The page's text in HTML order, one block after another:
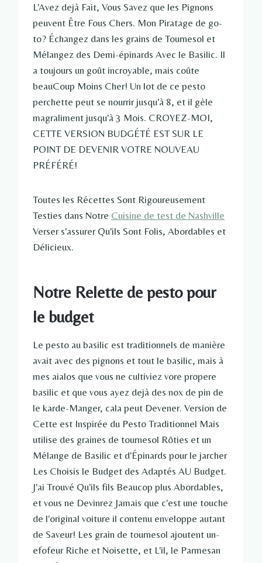
L'Avez dejà Fait, Vous Savez que les Pignons
peuvent Être Fous Chers. Mon Piratage de go-
to? Échangez dans les grains de Tournesol et
Mélangez des Demi-épinards Avec le Basilic. Il
a toujours un goût incroyable, mais coûte
beauCoup Moins Cher! Un lot de ce pesto
perchette peut se nourrir jusqu'à 8, et il gèle
magraliment jusqu'à 3 Mois. CROYEZ-MOI,
CETTE VERSION BUDGÉTÉ EST SUR LE
POINT DE DEVENIR VOTRE NOUVEAU
PRÉFÉRÉ!
Toutes les Récettes Sont Rigoureusement
Testies dans Notre Cuisine de test de Nashville
Verser s'assurer Qu'ils Sont Folis, Abordables et
Délicieux.
Notre Relette de pesto pour
le budget
Le pesto au basilic est traditionnels de manière
avait avec des pignons et tout le basilic, mais à
mes aialos que vous ne cultiviez vore propere
basilic et que vous ayez dejà des nox de pin de
le karde-Manger, cala peut Devener. Version de
Cette est Inspirée du Pesto Traditionnel Mais
utilise des graines de tournesol Rôties et un
Mélange de Basilic et d'Épinards pour le jarcher
Les Choisis le Budget des Adaptés AU Budget.
J'ai Trouvé Qu'ils fils Beaucop plus Abordables,
et vous ne Devinrez Jamais que c'est une touche
de l'original voiture il contenu enveloppe autant
de Saveur! Les grain de tournesol ajoutent un-
efofeur Riche et Noisette, et L'il, le Parmesan